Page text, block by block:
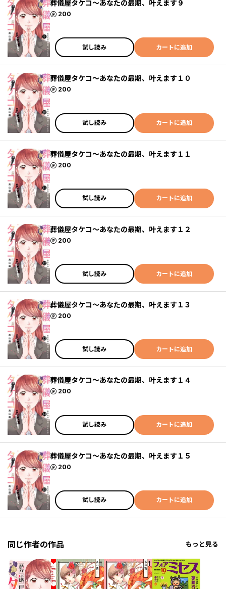
葬儀屋タケコ～あなたの最期、叶えます９
200
ポイント
試し読み カートに追加
葬儀屋タケコ～あなたの最期、叶えます１０
200
ポイント
試し読み カートに追加
葬儀屋タケコ～あなたの最期、叶えます１１
200
ポイント
試し読み カートに追加
葬儀屋タケコ～あなたの最期、叶えます１２
200
ポイント
試し読み カートに追加
葬儀屋タケコ～あなたの最期、叶えます１３
200
ポイント
試し読み カートに追加
葬儀屋タケコ～あなたの最期、叶えます１４
200
ポイント
試し読み カートに追加
葬儀屋タケコ～あなたの最期、叶えます１５
200
ポイント
試し読み カートに追加
同じ作者の作品 もっと見る